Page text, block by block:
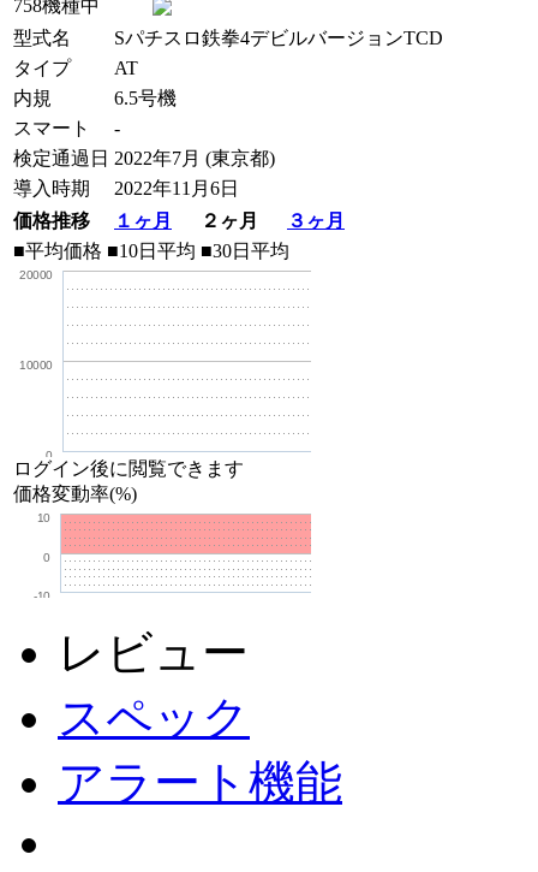
758機種中
型式名
Sパチスロ鉄拳4デビルバージョンTCD
タイプ
AT
内規
6.5号機
スマート
-
検定通過日 2022年7月 (東京都)
導入時期
2022年11月6日
価格推移
１ヶ月 ２ヶ月
３ヶ月
■平均価格 ■10日平均 ■30日平均
0
10000
20000
ログイン後に閲覧できます
価格変動率(%)
-10
0
10
レビュー
スペック
アラート機能